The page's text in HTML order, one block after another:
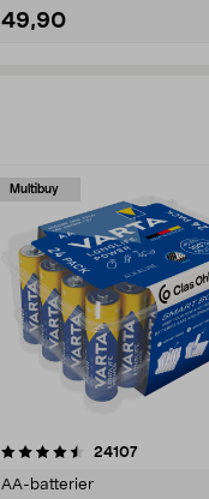
49,90
Multibuy
24107
AA-batterier
4.5av 5 stjerner